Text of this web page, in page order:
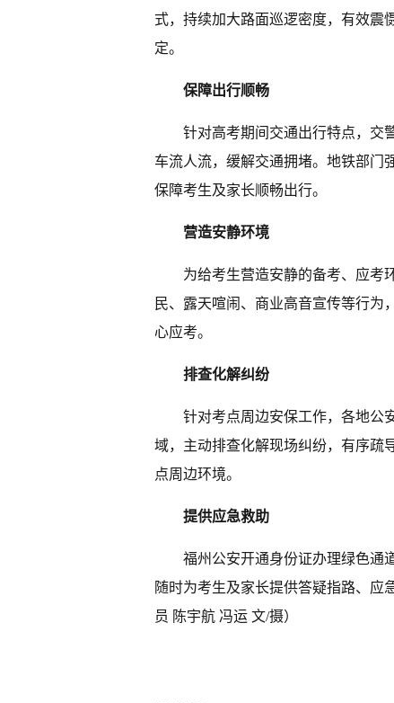
式，持续加大路面巡逻密度，有效震
定。
保障出行顺畅
针对高考期间交通出行特点，交
车流人流，缓解交通拥堵。地铁部门
保障考生及家长顺畅出行。
营造安静环境
为给考生营造安静的备考、应考
民、露天喧闹、商业高音宣传等行为
心应考。
排查化解纠纷
针对考点周边安保工作，各地公
域，主动排查化解现场纠纷，有序疏
点周边环境。
提供应急救助
福州公安开通身份证办理绿色通
随时为考生及家长提供答疑指路、应
员 陈宇航 冯运 文/摄）